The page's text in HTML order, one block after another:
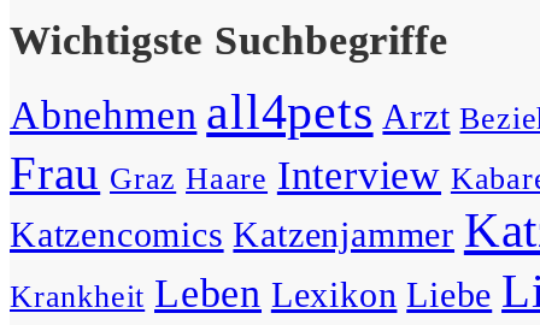
– Maximus
Liebe ist, im Leben des
anderen einen eigenen
Avatar zu haben.
– Schreibselbraut
Wichtigste Suchbegriffe
Abnehmen all4pets Arzt
Frau Graz Haare Interview
Katzencomics Katzenjammer
Krankheit Leben Lexikon Liebe